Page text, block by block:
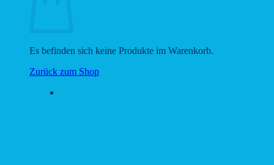
Es befinden sich keine Produkte im Warenkorb.
Zurück zum Shop